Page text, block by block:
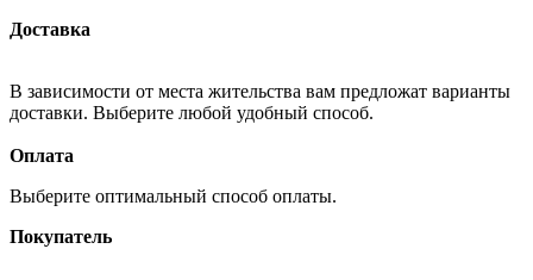
Доставка
В зависимости от места жительства вам предложат варианты
доставки. Выберите любой удобный способ.
Оплата
Выберите оптимальный способ оплаты.
Покупатель